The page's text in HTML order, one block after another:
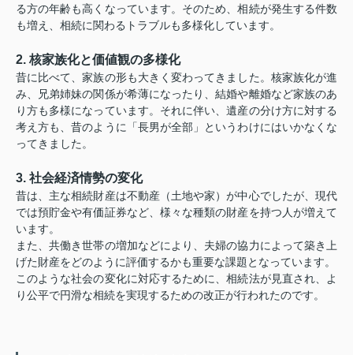
る方の年齢も高くなっています。そのため、相続が発生する件数
も増え、相続に関わるトラブルも多様化しています。
2. 核家族化と価値観の多様化
昔に比べて、家族の形も大きく変わってきました。核家族化が進
み、兄弟姉妹の関係が希薄になったり、結婚や離婚など家族のあ
り方も多様になっています。それに伴い、遺産の分け方に対する
考え方も、昔のように「長男が全部」というわけにはいかなくな
ってきました。
3. 社会経済情勢の変化
昔は、主な相続財産は不動産（土地や家）が中心でしたが、現代
では預貯金や有価証券など、様々な種類の財産を持つ人が増えて
います。
また、共働き世帯の増加などにより、夫婦の協力によって築き上
げた財産をどのように評価するかも重要な課題となっています。
このような社会の変化に対応するために、相続法が見直され、よ
り公平で円滑な相続を実現するための改正が行われたのです。